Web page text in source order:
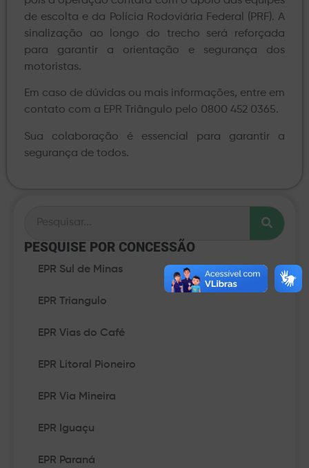
PESQUISE POR CONCESSÃO​
EPR Sul de Minas
EPR Triangulo
EPR Vias do Café
EPR Litoral Pioneiro
EPR Via Mineira
EPR Iguaçu
EPR Paraná
de escolta e da Polícia Rodoviária Federal (PRF). A
sinalização ao longo do trecho será reforçada
para garantir a orientação e segurança dos
motoristas.
Em caso de dúvidas ou mais informações, entre em
contato com a EPR Triângulo pelo 0800 452 0365.
Sua colaboração é essencial para garantir a
segurança de todos.